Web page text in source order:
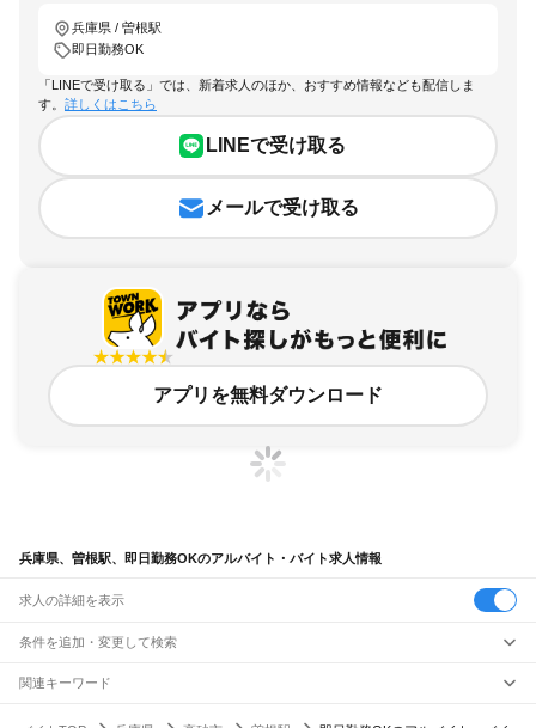
兵庫県 / 曽根駅
即日勤務OK
「LINEで受け取る」では、新着求人のほか、おすすめ情報なども配信しま
す。 詳しくはこちら
LINEで受け取る
メールで受け取る
アプリを無料ダウンロード
兵庫県、曽根駅、即日勤務OKのアルバイト・バイト求人情報
求人の詳細を表示
条件を追加・変更して検索
市区町村を追加・変更
駅を追加・変更
関連キーワード